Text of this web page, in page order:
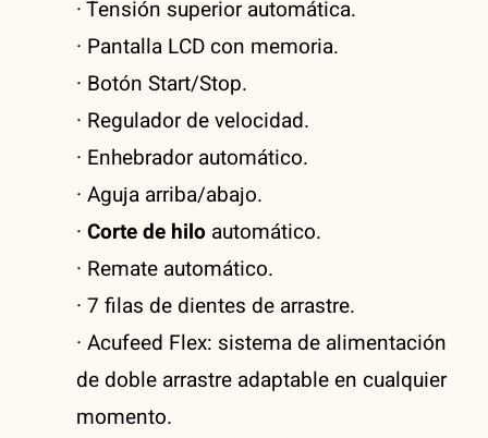
· Tensión superior automática.
· Pantalla LCD con memoria.
· Botón Start/Stop.
· Regulador de velocidad.
· Enhebrador automático.
· Aguja arriba/abajo.
· Corte de hilo automático.
· Remate automático.
· 7 filas de dientes de arrastre.
· Acufeed Flex: sistema de alimentación
de doble arrastre adaptable en cualquier
momento.